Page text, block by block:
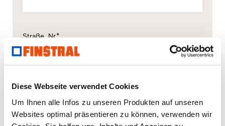
Diese Webseite verwendet Cookies
Um Ihnen alle Infos zu unseren Produkten auf unseren
Websites optimal präsentieren zu können, verwenden wir
Straße, Nr.*
Land*